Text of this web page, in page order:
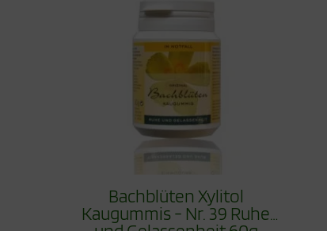
Bachblüten Xylitol
Kaugummis - Nr. 39 Ruhe